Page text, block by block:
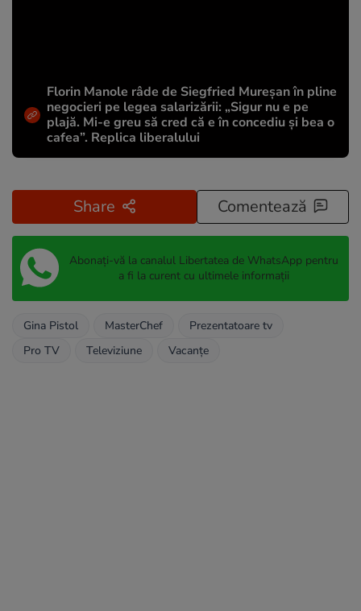
Florin Manole râde de Siegfried Mureșan în pline
negocieri pe legea salarizării: „Sigur nu e pe
plajă. Mi-e greu să cred că e în concediu și bea o
cafea”. Replica liberalului
Share Comentează
Abonați-vă la canalul Libertatea de WhatsApp pentru
a fi la curent cu ultimele informații
Gina Pistol MasterChef
Prezentatoare tv
Pro TV
Televiziune Vacanțe